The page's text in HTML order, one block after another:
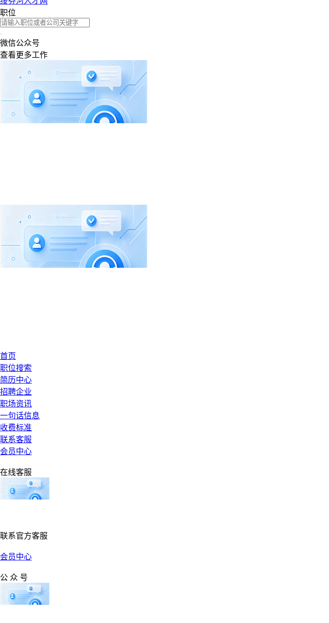
职位
微信公众号
查看更多工作
首页
职位搜索
简历中心
招聘企业
职场资讯
一句话信息
收费标准
联系客服
会员中心
在线客服
联系官方客服
会员中心
公 众 号